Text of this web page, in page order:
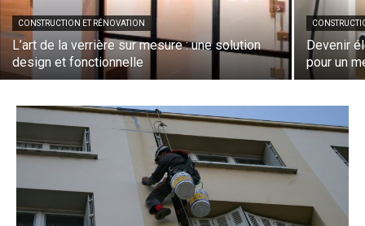
CONSTRUCTION ET RÉNOVATION
L’art de la verrière sur mesure : une solution
design et fonctionnelle
Devenir
pour un